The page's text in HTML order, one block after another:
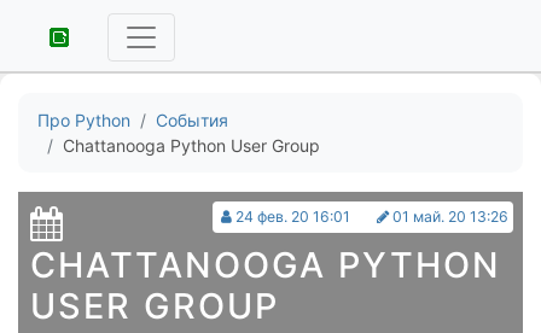
Про Python
События
Chattanooga Python User Group
24 фев. 20 16:01 01 май. 20 13:26
CHATTANOOGA PYTHON
USER GROUP